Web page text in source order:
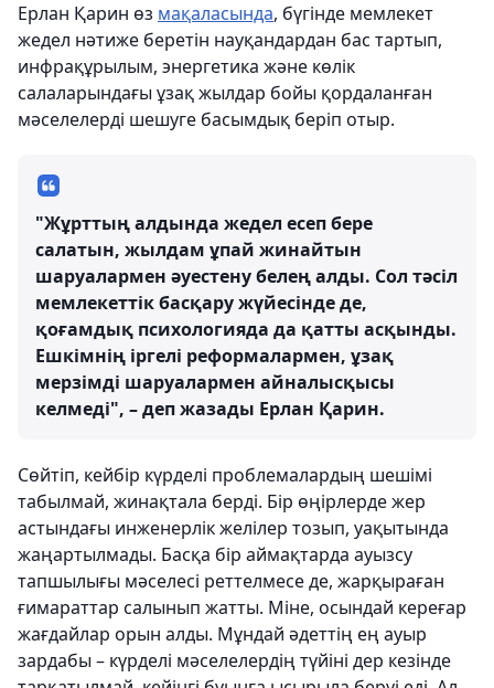
Ерлан Қарин өз мақаласында, бүгінде мемлекет
жедел нәтиже беретін науқандардан бас тартып,
инфрақұрылым, энергетика және көлік
салаларындағы ұзақ жылдар бойы қордаланған
мәселелерді шешуге басымдық беріп отыр.
"Жұрттың алдында жедел есеп бере
салатын, жылдам ұпай жинайтын
шаруалармен әуестену белең алды. Сол тәсіл
мемлекеттік басқару жүйесінде де,
қоғамдық психологияда да қатты асқынды.
Ешкімнің іргелі реформалармен, ұзақ
мерзімді шаруалармен айналысқысы
келмеді", – деп жазады Ерлан Қарин.
Сөйтіп, кейбір күрделі проблемалардың шешімі
табылмай, жинақтала берді. Бір өңірлерде жер
астындағы инженерлік желілер тозып, уақытында
жаңартылмады. Басқа бір аймақтарда ауызсу
тапшылығы мәселесі реттелмесе де, жарқыраған
ғимараттар салынып жатты. Міне, осындай кереғар
жағдайлар орын алды. Мұндай әдеттің ең ауыр
зардабы – күрделі мәселелердің түйіні дер кезінде